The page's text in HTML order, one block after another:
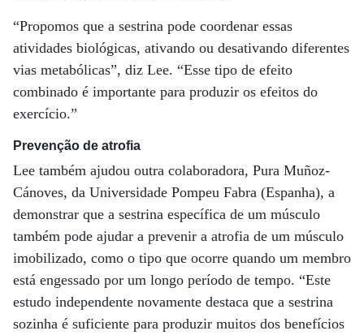
“Propomos que a sestrina pode coordenar essas
atividades biológicas, ativando ou desativando diferentes
vias metabólicas”, diz Lee. “Esse tipo de efeito
combinado é importante para produzir os efeitos do
exercício.”
Prevenção de atrofia
Lee também ajudou outra colaboradora, Pura Muñoz-
Cánoves, da Universidade Pompeu Fabra (Espanha), a
demonstrar que a sestrina específica de um músculo
também pode ajudar a prevenir a atrofia de um músculo
imobilizado, como o tipo que ocorre quando um membro
está engessado por um longo período de tempo. “Este
estudo independente novamente destaca que a sestrina
sozinha é suficiente para produzir muitos dos benefícios